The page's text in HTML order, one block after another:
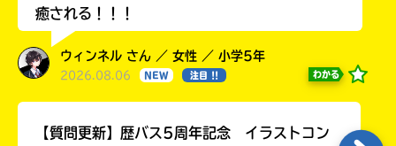
癒される！！！
ウィンネル さん ／ 女性 ／ 小学5年
2026.08.06 NEW 注目 !! わかる
【質問更新】歴バス5周年記念 イラストコン